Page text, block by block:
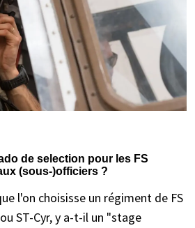
de selection pour les FS
(sous-)officiers ?
l'on choisisse un régiment de FS
ST-Cyr, y a-t-il un "stage